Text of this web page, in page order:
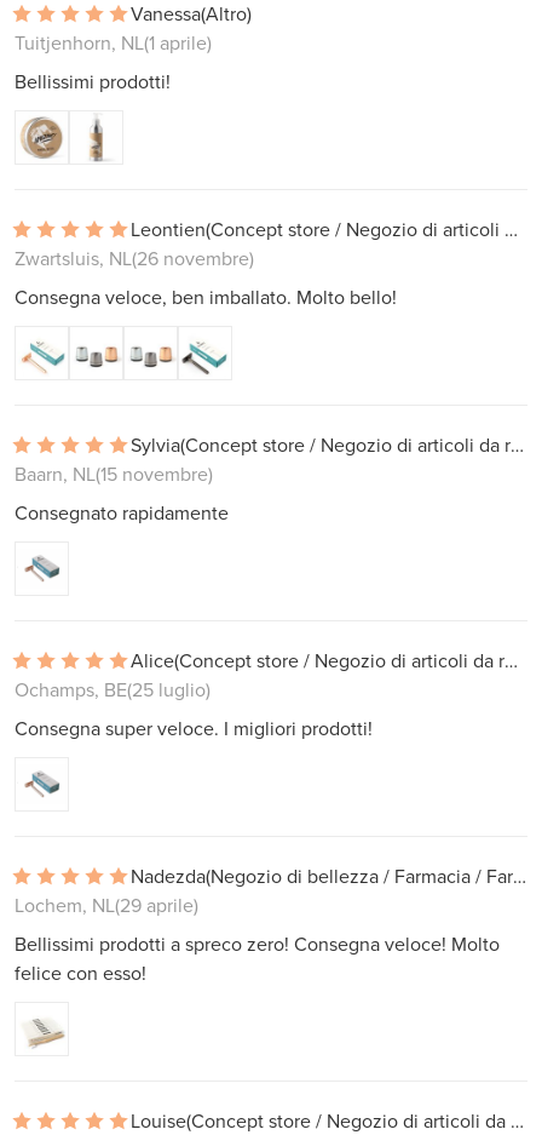
Vanessa(Altro)
Tuitjenhorn, NL(1 aprile)
Bellissimi prodotti!
Leontien
(Concept store / Negozio di articoli da regalo)
Zwartsluis, NL(26 novembre)
Consegna veloce, ben imballato. Molto bello!
Sylvia
(Concept store / Negozio di articoli da regalo)
Baarn, NL(15 novembre)
Consegnato rapidamente
Alice
(Concept store / Negozio di articoli da regalo)
Ochamps, BE(25 luglio)
Consegna super veloce. I migliori prodotti!
Nadezda
(Negozio di bellezza / Farmacia / Farmacia)
Lochem, NL(29 aprile)
Bellissimi prodotti a spreco zero! Consegna veloce! Molto
felice con esso!
Louise
(Concept store / Negozio di articoli da regalo)